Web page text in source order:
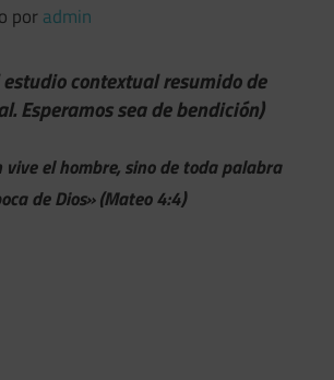
por admin
contextual resumido de
Esperamos sea de bendición)
vive el hombre, sino de toda palabra
de Dios» (Mateo 4:4)